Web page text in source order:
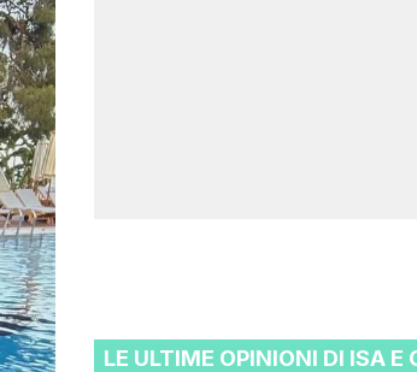
LE ULTIME OPINIONI DI ISA E